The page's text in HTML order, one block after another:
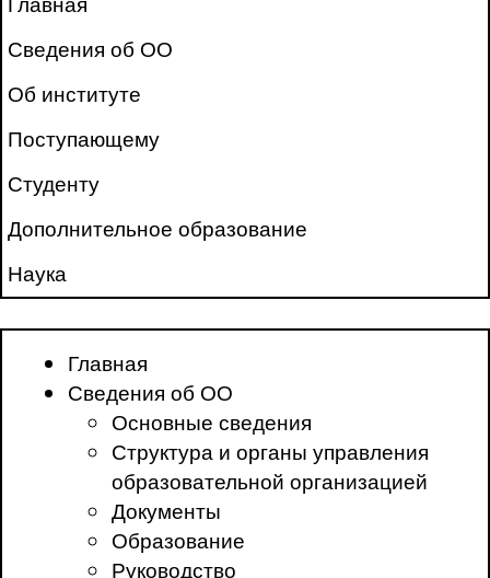
Сведения об ОО
Об институте
Поступающему
Студенту
Дополнительное образование
Наука
Главная
Сведения об ОО
Основные сведения
Структура и органы управления
образовательной организацией
Документы
Образование
Руководство